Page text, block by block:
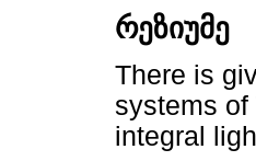
რეზიუმე
There is
systems
integral